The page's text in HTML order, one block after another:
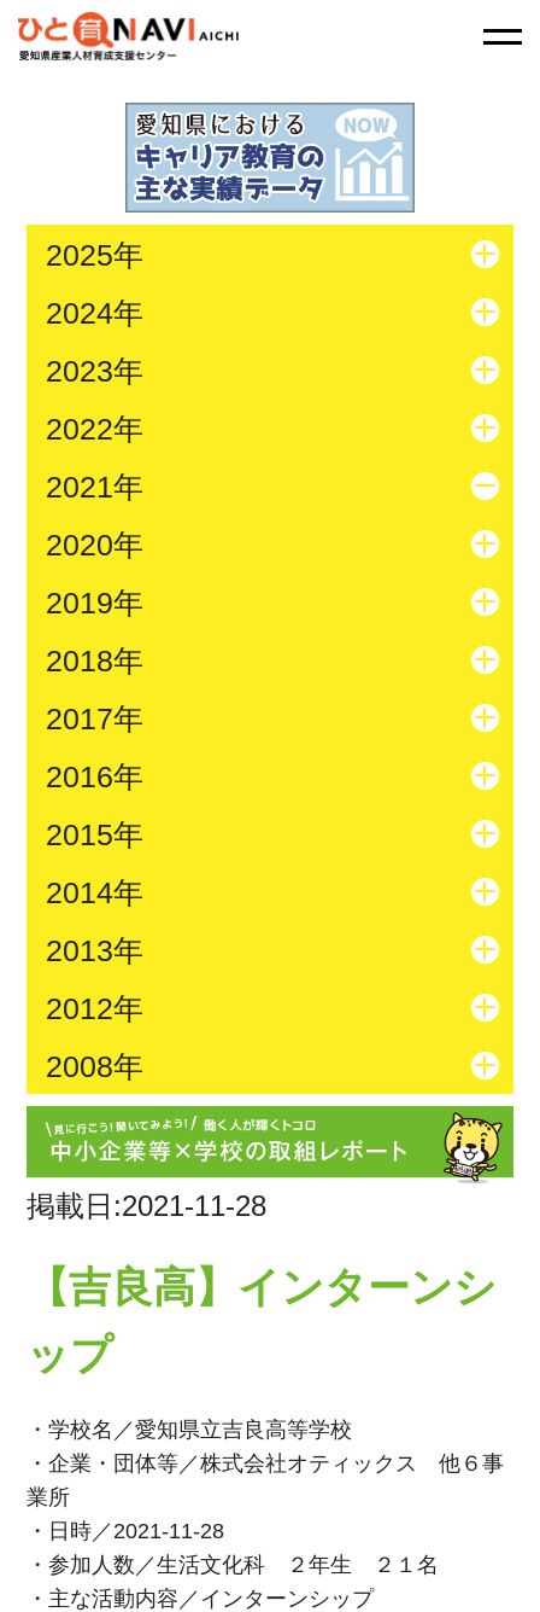
2025年
2024年
2023年
2022年
2021年
2020年
2019年
2018年
2017年
2016年
2015年
2014年
2013年
2012年
2008年
掲載日:2021-11-28
【吉良高】インターンシ
ップ
・学校名／愛知県立吉良高等学校
・企業・団体等／株式会社オティックス 他６事
業所
・日時／2021-11-28
・参加人数／生活文化科 ２年生 ２１名
・主な活動内容／インターンシップ